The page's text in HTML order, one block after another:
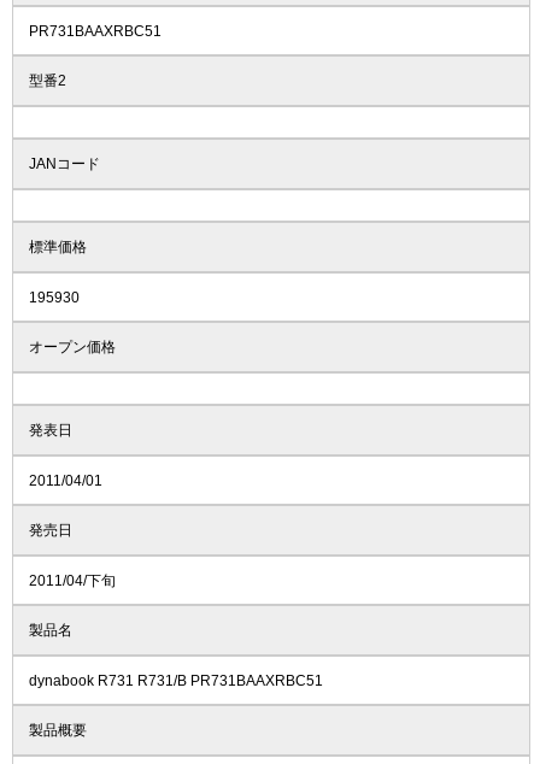
PR731BAAXRBC51
型番2
JANコード
標準価格
195930
オープン価格
発表日
2011/04/01
発売日
2011/04/下旬
製品名
dynabook R731 R731/B PR731BAAXRBC51
製品概要